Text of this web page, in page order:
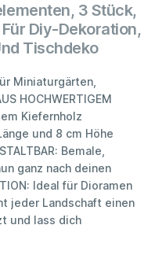
3 Stück,
Diy-Dekoration,
Tischdeko
Miniaturgärten,
HOCHWERTIGEM
Kiefernholz
und 8 cm Höhe
Bemale,
ganz nach deinen
Ideal für Dioramen
jeder Landschaft einen
und lass dich